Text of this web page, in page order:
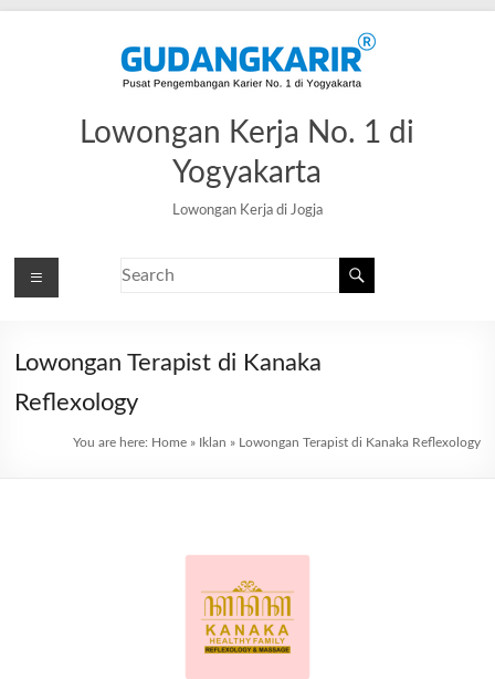
Lowongan Kerja No. 1 di
Yogyakarta
Lowongan Kerja di Jogja
Lowongan Terapist di Kanaka
Reflexology
You are here: Home» Iklan » Lowongan Terapist di Kanaka Reflexology